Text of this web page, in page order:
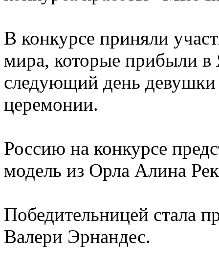
В конкурсе приняли
мира, которые прибыли
следующий день
церемонии.
Россию на конкурсе
модель из Орла Алина
Победительницей стала
Валери Эрнандес.